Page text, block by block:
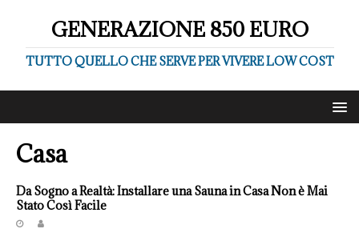
GENERAZIONE 850 EURO
TUTTO QUELLO CHE SERVE PER VIVERE LOW COST
Casa
Da Sogno a Realtà: Installare una Sauna in Casa Non è Mai
Stato Così Facile